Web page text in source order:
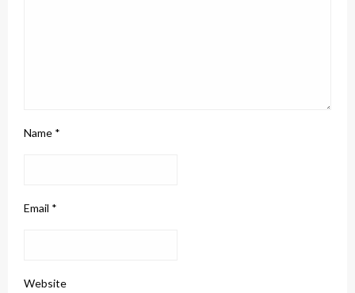
Name *
Email *
Website